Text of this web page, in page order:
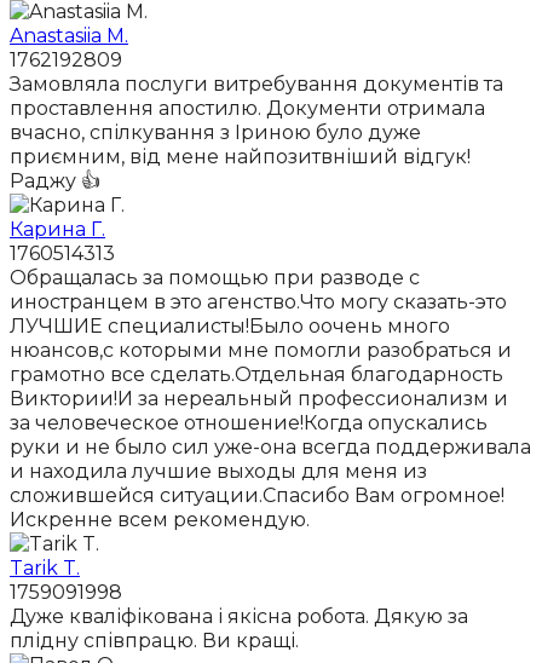
Anastasiia M.
1762192809
Замовляла послуги витребування документів та
проставлення апостилю. Документи отримала
вчасно, спілкування з Іриною було дуже
приємним, від мене найпозитвніший відгук!
Раджу 👍
Карина Г.
1760514313
Обращалась за помощью при разводе с
иностранцем в это агенство.Что могу сказать-это
ЛУЧШИЕ специалисты!Было оочень много
нюансов,с которыми мне помогли разобраться и
грамотно все сделать.Отдельная благодарность
Виктории!И за нереальный профессионализм и
за человеческое отношение!Когда опускались
руки и не было сил уже-она всегда поддерживала
и находила лучшие выходы для меня из
сложившейся ситуации.Спасибо Вам огромное!
Искренне всем рекомендую.
Tarik T.
1759091998
Дуже кваліфікована і якісна робота. Дякую за
плідну співпрацю. Ви кращі.